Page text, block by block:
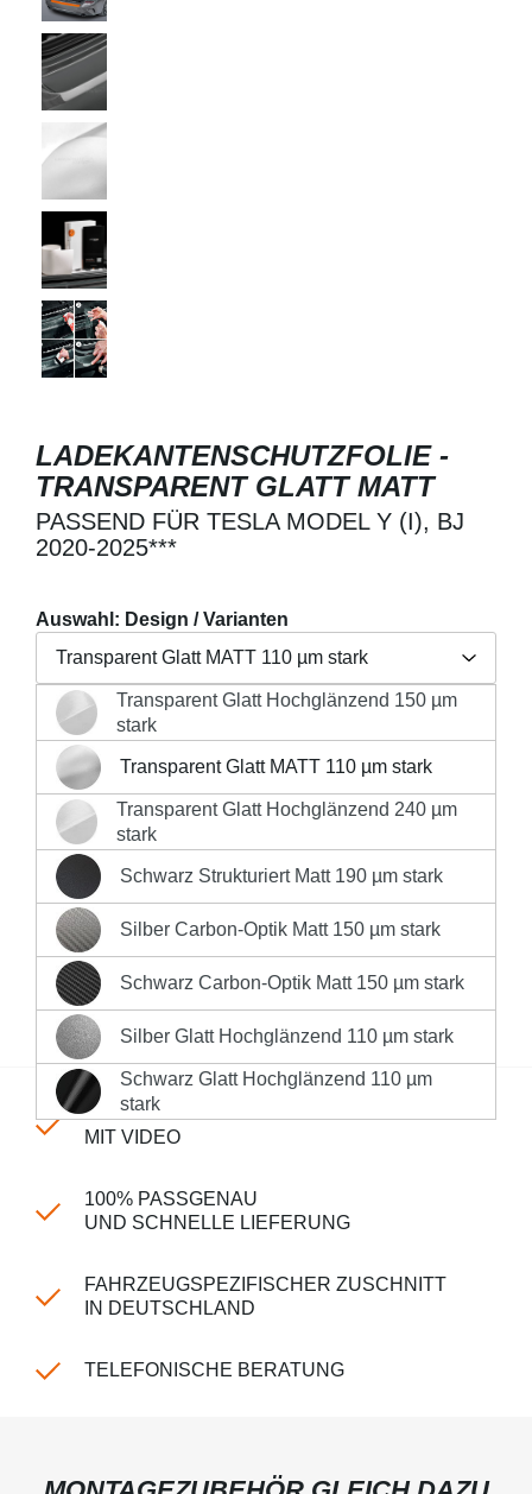
LADEKANTENSCHUTZFOLIE -
TRANSPARENT GLATT MATT
PASSEND FÜR TESLA MODEL Y (I), BJ
2020-2025***
Auswahl: Design / Varianten
Transparent Glatt MATT 110 µm stark
Transparent Glatt Hochglänzend 150 µm
stark
Transparent Glatt Hochglänzend 150 µm stark
Transparent Glatt MATT 110 µm stark
Transparent Glatt MATT 110 µm stark
Transparent Glatt Hochglänzend 240 µm
stark
Transparent Glatt Hochglänzend 240 µm stark
Schwarz Strukturiert Matt 190 µm stark
Schwarz Strukturiert Matt 190 µm stark
Silber Carbon-Optik Matt 150 µm stark
Silber Carbon-Optik Matt 150 µm stark
Schwarz Carbon-Optik Matt 150 µm stark
Schwarz Carbon-Optik Matt 150 µm stark
Silber Glatt Hochglänzend 110 µm stark
Silber Glatt Hochglänzend 110 µm stark
Schwarz Glatt Hochglänzend 110 µm
stark
Schwarz Glatt Hochglänzend 110 µm stark
Regulärer Preis:
19,90 €
Preise inkl. MwSt. zzgl. Versandkosten
Produkt Anzahl: Gib den gewünschten
IN DEN WARENKORB
Sofort versandfertig, Lieferzeit 1-3 Werktage innerhalb
Deutschlands **
Produktnummer:
EINFACHE MONTAGE
MIT VIDEO
100% PASSGENAU
UND SCHNELLE LIEFERUNG
FAHRZEUGSPEZIFISCHER ZUSCHNITT
IN DEUTSCHLAND
TELEFONISCHE BERATUNG